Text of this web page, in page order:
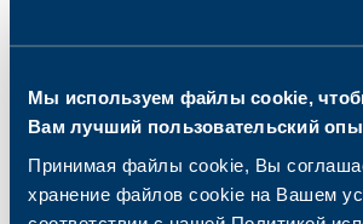
Мы используем файлы cookie,
Вам лучший пользовательский
Принимая файлы cookie, Вы
хранение файлов cookie на Вашем
планирующей
96.00 €